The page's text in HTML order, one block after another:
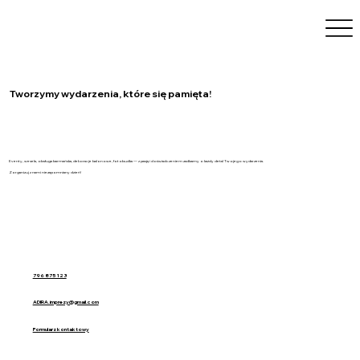
Tworzymy wydarzenia, które się pamięta!
Eventy, wesela, obsługa barmańska, dekoracje balonowe, fotobudka — z pasją i doświadczeniem zadbamy o każdy detal Twojego wydarzenia.
Zorganizuj z nami niezapomniany dzień!
796 875 123
ADIRA.imprezy@gmail.com
Formularz kontaktowy